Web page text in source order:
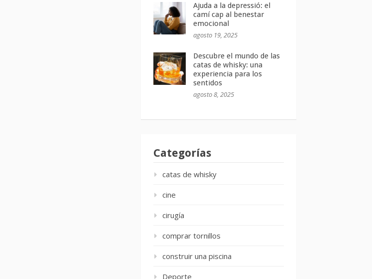
Ajuda a la depressió: el
camí cap al benestar
emocional
agosto 19, 2025
Descubre el mundo de las
catas de whisky: una
experiencia para los
sentidos
agosto 8, 2025
Categorías
catas de whisky
cine
cirugía
comprar tornillos
construir una piscina
Deporte